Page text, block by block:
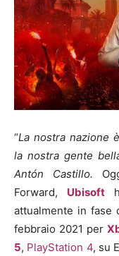
“La nostra nazione
la nostra gente
Antón Castillo.
Forward, Ubisoft
attualmente in fase
febbraio 2021 per
5, PlayStation 4, su